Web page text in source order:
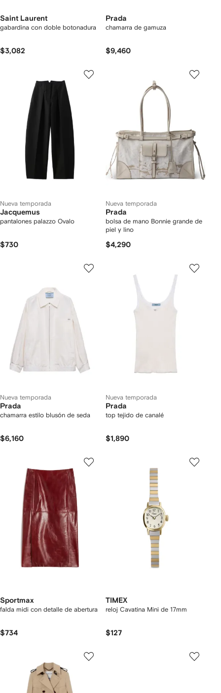
Saint Laurent
gabardina con doble botonadura
$3,082
Prada
chamarra de gamuza
$9,460
Nueva temporada
Jacquemus
pantalones palazzo Ovalo
$730
Nueva temporada
Prada
bolsa de mano Bonnie grande de
piel y lino
$4,290
Nueva temporada
Prada
chamarra estilo blusón de seda
$6,160
Nueva temporada
Prada
top tejido de canalé
$1,890
Sportmax
falda midi con detalle de abertura
$734
TIMEX
reloj Cavatina Mini de 17mm
$127